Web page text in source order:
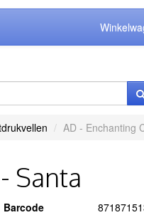
AD - Enchanting
Santa
Barcode